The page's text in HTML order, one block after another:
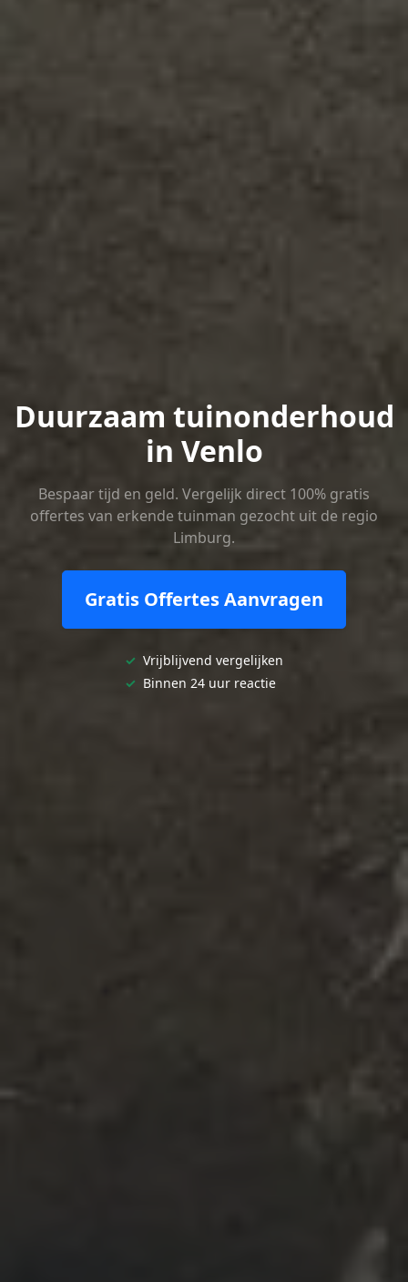
Duurzaam tuinonderhoud
in Venlo
Bespaar tijd en geld. Vergelijk direct 100% gratis
offertes van erkende tuinman gezocht uit de regio
Limburg.
Gratis Offertes Aanvragen
✓ Vrijblijvend vergelijken
✓ Binnen 24 uur reactie